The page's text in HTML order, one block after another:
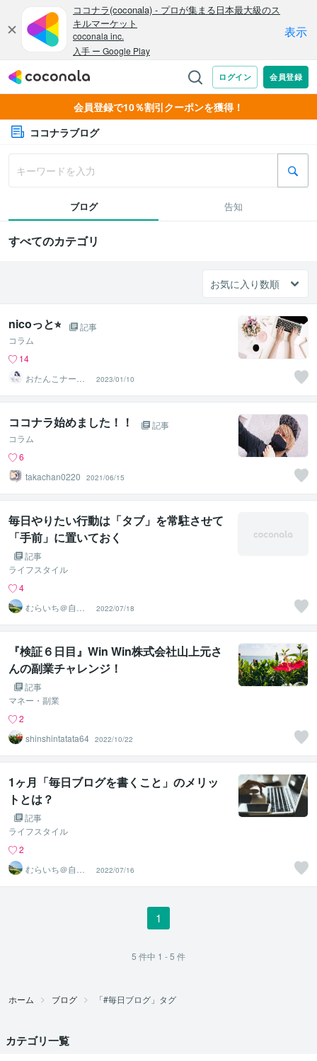
会員登録で10％割引クーポンを獲得！
ココナラブログ
ブログ 告知
すべてのカテゴリ
nicoっと⭐︎
記事
コラム
14
おたんこナースn
ico
2023/01/10
ココナラ始めました！！
記事
コラム
6
takachan0220
2021/06/15
毎日やりたい行動は「タブ」を常駐させて
「手前」に置いておく
記事
ライフスタイル
4
むらいち＠自己
啓発ライター
2022/07/18
『検証６日目』Win Win株式会社山上元さ
んの副業チャレンジ！
記事
マネー・副業
2
shinshintatata64 2022/10/22
1ヶ月「毎日ブログを書くこと」のメリッ
トとは？
記事
ライフスタイル
2
むらいち＠自己
啓発ライター
2022/07/16
1
5 件中 1 - 5 件
ホーム ブログ 「#毎日ブログ」タグ
カテゴリ一覧